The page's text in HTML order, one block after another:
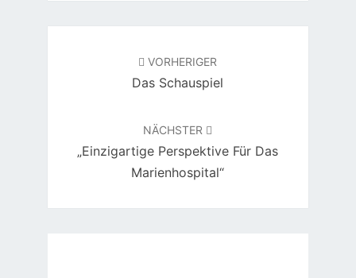
VORHERIGER
Das Schauspiel
NÄCHSTER
„Einzigartige Perspektive Für Das
Marienhospital“